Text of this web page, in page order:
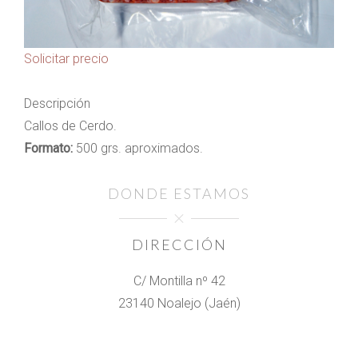
Solicitar precio
Descripción
Callos de Cerdo.
Formato: 500 grs. aproximados.
DONDE ESTAMOS
DIRECCIÓN
C/ Montilla nº 42
23140 Noalejo (Jaén)